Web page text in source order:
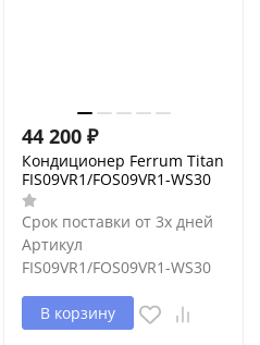
44 200 ₽
Кондиционер Ferrum Titan
FIS09VR1/FOS09VR1-WS30
Срок поставки от 3х дней
Артикул
FIS09VR1/FOS09VR1-WS30
В корзину